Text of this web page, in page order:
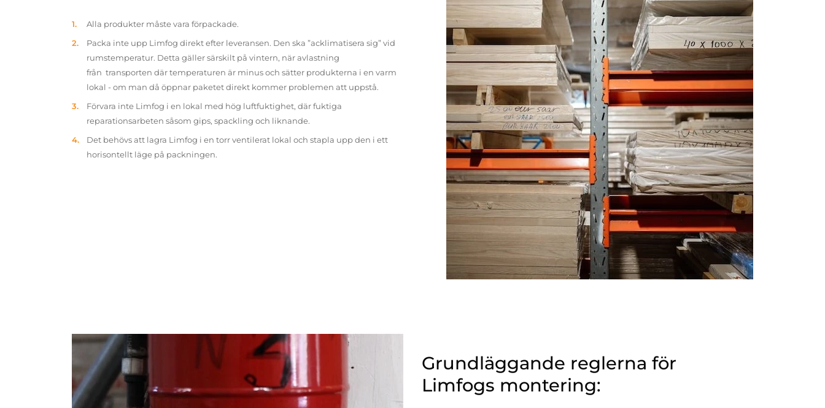
Alla produkter måste vara förpackade.
Packa inte upp Limfog direkt efter leveransen. Den ska ”acklimatisera sig” vid
rumstemperatur. Detta gäller särskilt på vintern, när avlastning
från transporten där temperaturen är minus och sätter produkterna i en varm
lokal - om man då öppnar paketet direkt kommer problemen att uppstå.
Förvara inte Limfog i en lokal med hög luftfuktighet, där fuktiga
reparationsarbeten såsom gips, spackling och liknande.
Det behövs att lagra Limfog i en torr ventilerat lokal och stapla upp den i ett
horisontellt läge på packningen.
Grundläggande reglerna för
Limfogs montering: